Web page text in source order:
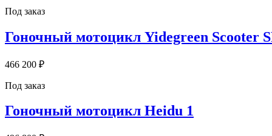
Под заказ
Гоночный мотоцикл Yidegreen Scooter
466 200 ₽
Под заказ
Гоночный мотоцикл Heidu 1